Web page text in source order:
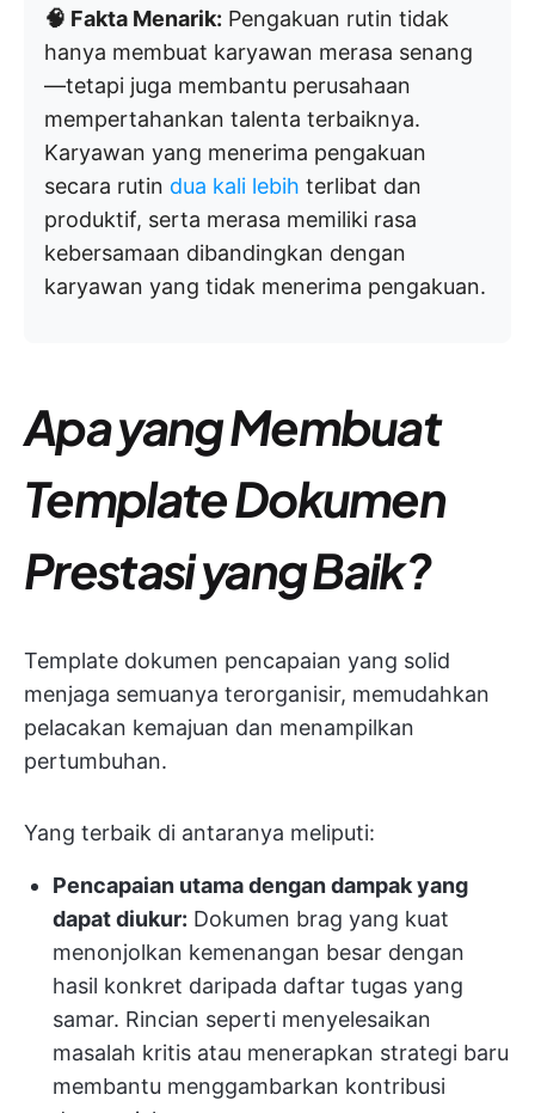
🧠 Fakta Menarik: Pengakuan rutin tidak
hanya membuat karyawan merasa senang
—tetapi juga membantu perusahaan
mempertahankan talenta terbaiknya.
Karyawan yang menerima pengakuan
secara rutin dua kali lebih terlibat dan
produktif, serta merasa memiliki rasa
kebersamaan dibandingkan dengan
karyawan yang tidak menerima pengakuan.
Apa yang Membuat
Template Dokumen
Prestasi yang Baik?
Template dokumen pencapaian yang solid
menjaga semuanya terorganisir, memudahkan
pelacakan kemajuan dan menampilkan
pertumbuhan.
Yang terbaik di antaranya meliputi:
Pencapaian utama dengan dampak yang
dapat diukur: Dokumen brag yang kuat
menonjolkan kemenangan besar dengan
hasil konkret daripada daftar tugas yang
samar. Rincian seperti menyelesaikan
masalah kritis atau menerapkan strategi baru
membantu menggambarkan kontribusi